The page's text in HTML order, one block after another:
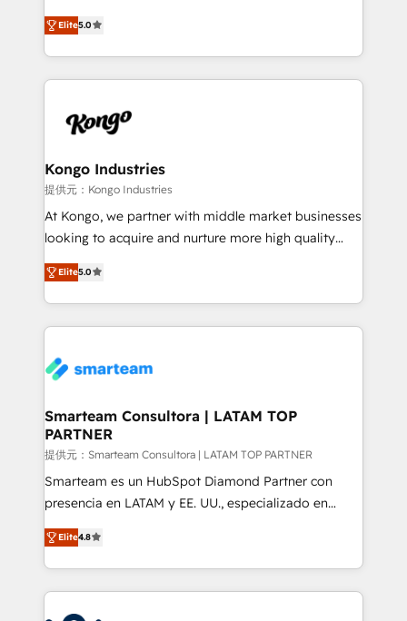
just like yours attract more high-quality leads
throughout each stage of the buying cycle with
enable sales teams with the process, technology and
training to smash targets.
design predictable, scalable revenue-driving
strategies. With offices in South Africa and London,
we take a RevOps-led approach that aligns sales,
marketing & service, breaks down silos, and gives
confidence. We deliver end to end strategy and
and technology around a single source of truth to
support sustainable growth and better decision-
making. Working with clients locally and globally, our
expertise includes HubSpot onboarding and CRM
experience strategy, web development, integrations,
and data-driven campaigns. Winners of the first
the community - we are so glad to work with you."
Connect with us to see how we can do better and be
Elite5.0
Kongo Industries
提供元：Kongo Industries
At Kongo, we partner with middle market businesses
looking to acquire and nurture more high quality
leads. We use digital media, marketing cloud,
automation and software integration to drive sales
and, deliver clarity on marketing expenditure.
Elite5.0
Smarteam Consultora | LATAM TOP
PARTNER
提供元：Smarteam Consultora | LATAM TOP PARTNER
Smarteam es un HubSpot Diamond Partner con
presencia en LATAM y EE. UU., especializado en
implementaciones de HubSpot, integraciones API y
optimización de procesos comerciales con IA. Con
más de 6 años de experiencia, hemos liderado 100+
implementaciones conectando HubSpot con SAP,
ERPs, e-commerce, plataformas financieras,
Elite4.8